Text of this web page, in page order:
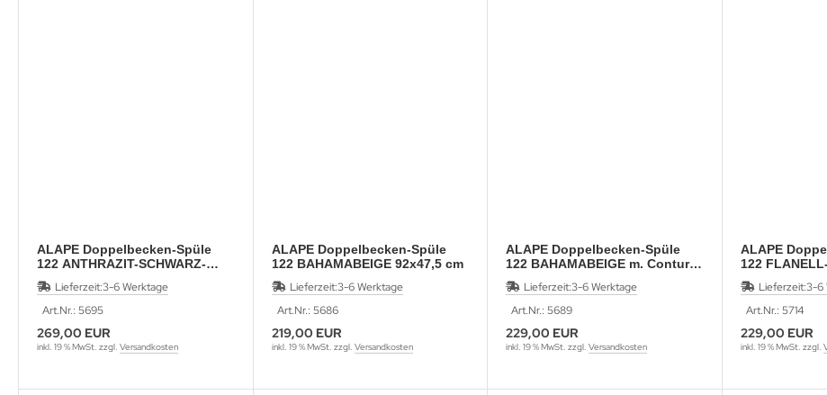
ALAPE Doppelbecken-Spüle
122 ANTHRAZIT-SCHWARZ-
MATT 92x47,5 cm
Lieferzeit:3-6 Werktage
Art.Nr.: 5695
269,00 EUR
inkl. 19 % MwSt. zzgl. Versandkosten
ALAPE Doppelbecken-Spüle
122 BAHAMABEIGE 92x47,5 cm
Lieferzeit:3-6 Werktage
Art.Nr.: 5686
219,00 EUR
inkl. 19 % MwSt. zzgl. Versandkosten
ALAPE Doppelbecken-Spüle
122 BAHAMABEIGE m. Contur
MOCCA 92x47,5
Lieferzeit:3-6 Werktage
Art.Nr.: 5689
229,00 EUR
inkl. 19 % MwSt. zzgl.Versandkosten
ALAPE
122
WEISS 92x47,5
Lieferzeit:3-6
Art.Nr.: 5714
229,00 EUR
inkl. 19 % MwSt. zzgl.